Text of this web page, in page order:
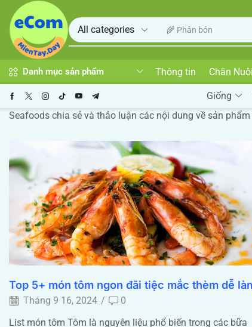
🌾 Phân bón
Danh mục sản phẩm Thông tin Chăn Nuôi
Giống
Seafoods chia sẻ và thảo luận các nội dung về sản
Top 5+ món tôm ngon đãi tiệc mắc thèm dễ
Tháng 9 16, 2024 /
0
List món tôm Tôm là nguyên liệu phổ biến trong các bữa